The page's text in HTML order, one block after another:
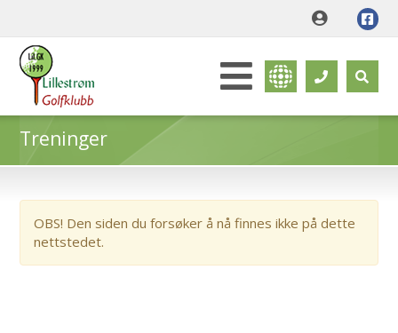
Treninger
OBS! Den siden du forsøker å nå finnes ikke på dette
nettstedet.